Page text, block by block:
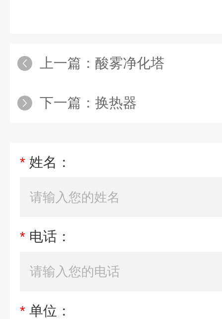
上一篇： 酸雾净化塔
下一篇： 换热器
* 姓名：
* 电话：
* 单位：